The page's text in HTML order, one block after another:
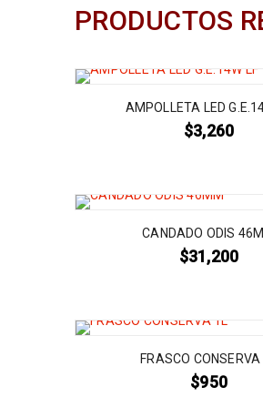
PRODUCTOS
AMPOLLETA LED
$3,260
CANDADO ODIS
$31,200
FRASCO
$950